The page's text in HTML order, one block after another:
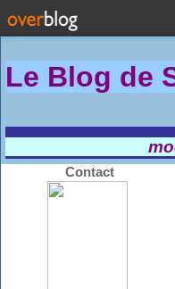
Le Blog de
Contact